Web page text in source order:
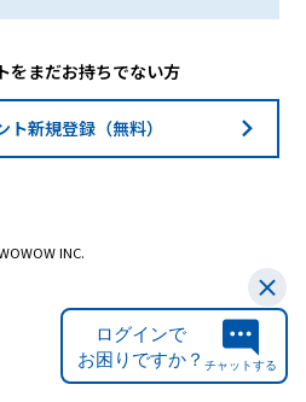
をまだお持ちでない方
ト新規登録（無料）
INC.
ログインで
お困りですか？ チャットする